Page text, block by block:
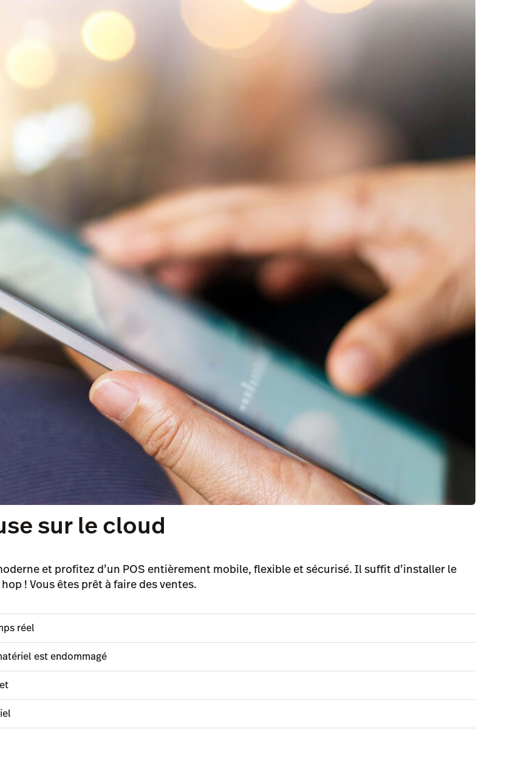
sur le cloud
et profitez d’un POS entièrement mobile, flexible et sécurisé. Il suffit d’installer le
! Vous êtes prêt à faire des ventes.
réel
est endommagé